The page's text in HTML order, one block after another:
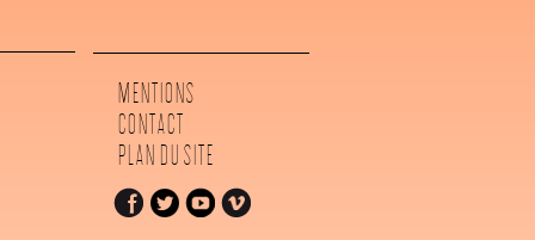
MENTIONS
CONTACT
PLAN DU SITE